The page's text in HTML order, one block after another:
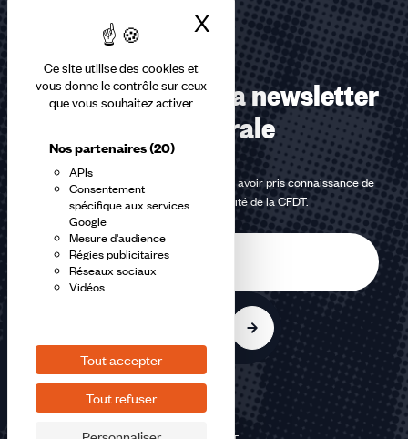
Ce site utilise des cookies et
vous donne le contrôle sur ceux
que vous souhaitez activer
Nos partenaires(20)
APIs
Consentement
spécifique aux services
Google
Mesure d'audience
Régies publicitaires
Réseaux sociaux
Vidéos
Tout accepter
Tout refuser
X Masquer le
Abonnez-vous à la newsletter
confédérale
En m'inscrivant à la newsletter, j'affirme avoir pris connaissance de
lapolitique de confidentialité de la CFDT.